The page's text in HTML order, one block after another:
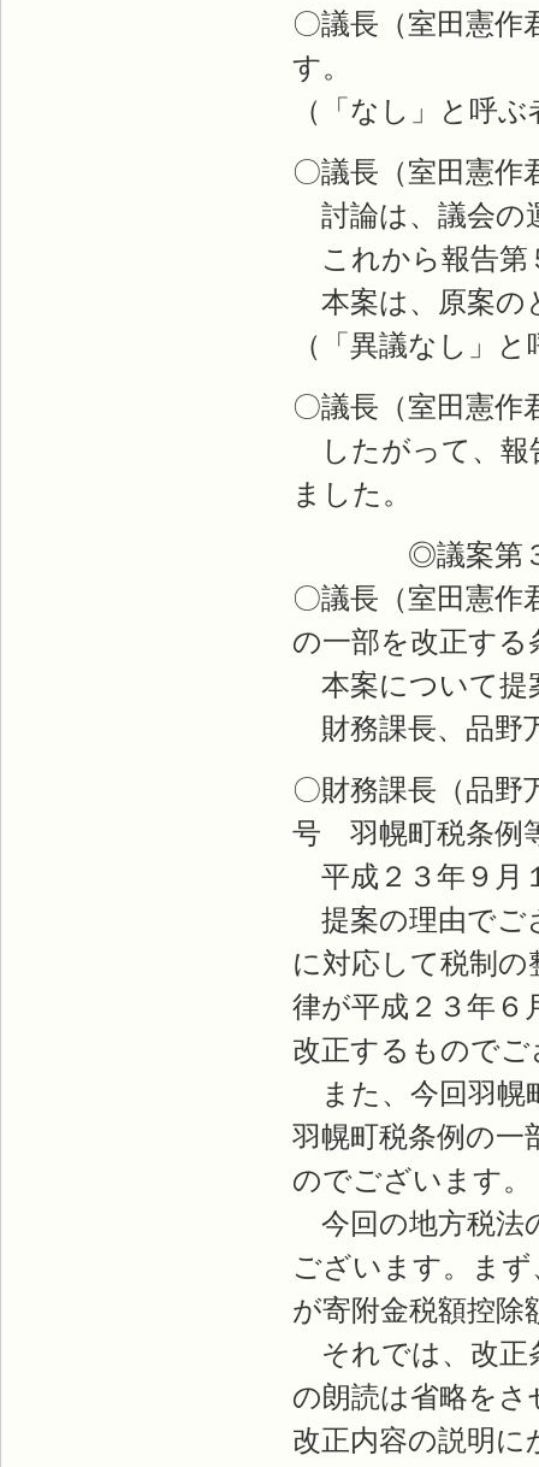
〇議長（室田憲
す。
（「なし」と呼
〇議長（室田憲
討論は、議会の
これから報告第
本案は、原案の
（「異議なし」
〇議長（室田憲
したがって、報
ました。
◎議案第３
〇議長（室田憲
の一部を改正す
本案について提
財務課長、品野
〇財務課長（品
号 羽幌町税条例
平成２３年９月
提案の理由でご
に対応して税制
律が平成２３年６
改正するもので
また、今回羽幌
羽幌町税条例の
のでございます。
今回の地方税法
ございます。ま
が寄附金税額控
それでは、改正
の朗読は省略を
改正内容の説明